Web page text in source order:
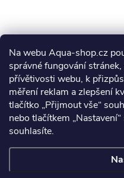
Na webu Aqua-shop.cz
správné fungování
přívětivosti webu, k
měření reklam a zlepšení
tlačítko „Přijmout vše“
nebo tlačítkem
souhlasíte.